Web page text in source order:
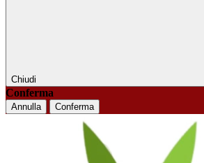
Chiudi
Conferma
Annulla Conferma